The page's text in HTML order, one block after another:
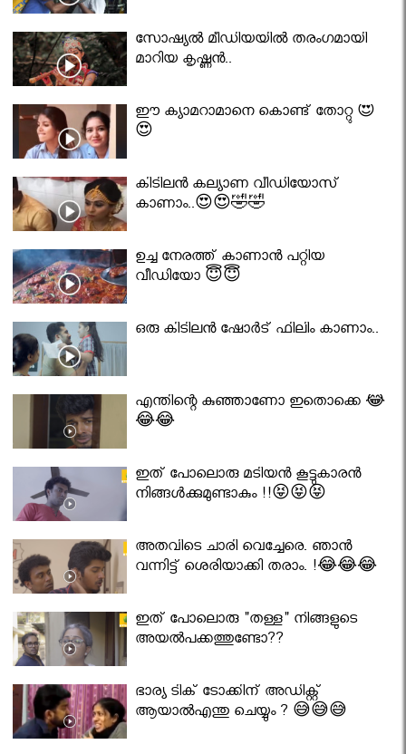
സോഷ്യൽ മീഡിയയിൽ തരംഗമായി
മാറിയ കൃഷ്ണൻ..
ഈ ക്യാമറാമാനെ കൊണ്ട് തോറ്റു 😍
😍
കിടിലൻ കല്യാണ വീഡിയോസ്
കാണാം..😍😍🤣🤣
ഉച്ച നേരത്ത് കാണാൻ പറ്റിയ
വീഡിയോ 😇😇
ഒരു കിടിലൻ ഷോർട് ഫിലിം കാണാം..
എന്തിന്റെ കുഞ്ഞാണോ ഇതൊക്കെ 😂
😂😂
ഇത് പോലൊരു മടിയൻ കൂട്ടുകാരൻ
നിങ്ങൾക്കുമുണ്ടാകും !!😝😝😝
അതവിടെ ചാരി വെച്ചേരെ. ഞാൻ
വന്നിട്ട് ശെരിയാക്കി തരാം. !😂😂😂
ഇത് പോലൊരു "തള്ള" നിങ്ങളുടെ
അയല്‍പക്കത്തുണ്ടോ??
ഭാര്യ ടിക് ടോക്കിന് അഡിക്റ്റ്
ആയാൽഎന്തു ചെയ്യും ? 😅😅😅